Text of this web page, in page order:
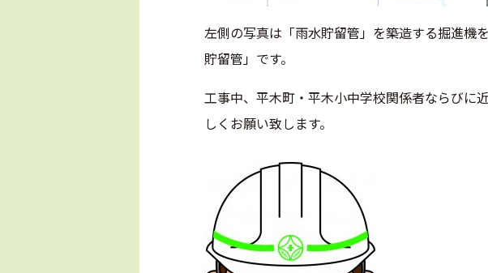
左側の写真は「雨水貯留管」を築造する掘進機
貯留管」です。
工事中、平木町・平木小中学校関係者ならびに
しくお願い致します。